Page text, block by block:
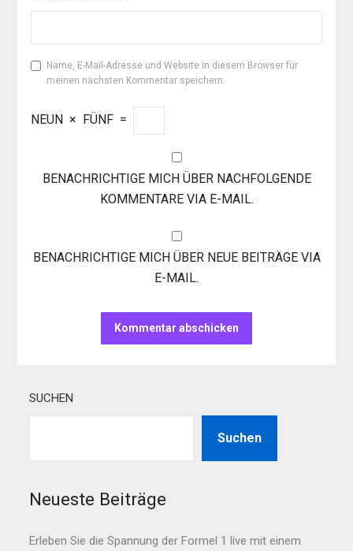
Name, E-Mail-Adresse und Website in diesem Browser für
meinen nächsten Kommentar speichern.
NEUN × FÜNF =
BENACHRICHTIGE MICH ÜBER NACHFOLGENDE
KOMMENTARE VIA E-MAIL.
BENACHRICHTIGE MICH ÜBER NEUE BEITRÄGE VIA
E-MAIL.
SUCHEN
Suchen
Neueste Beiträge
Erleben Sie die Spannung der Formel 1 live mit einem